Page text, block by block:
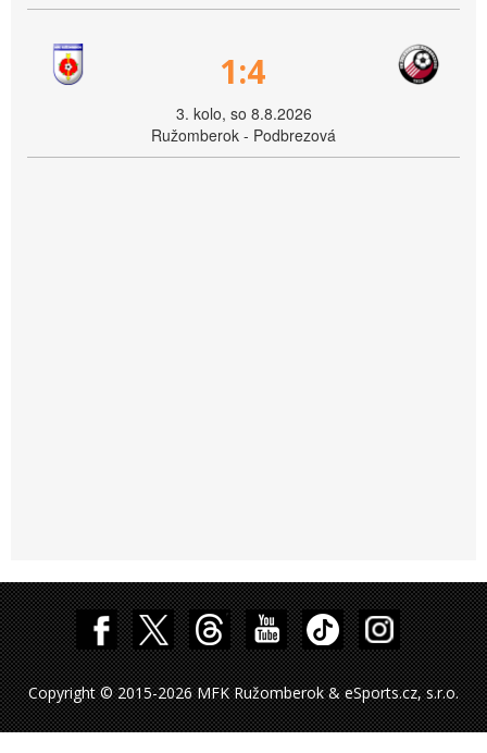
1:4
3. kolo, so 8.8.2026
Ružomberok - Podbrezová
Copyright © 2015-2026 MFK Ružomberok & eSports.cz, s.r.o.